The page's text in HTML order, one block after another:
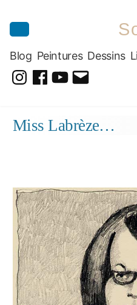
Blog Peintures Dessins
Dessins
Miss Labrèze…